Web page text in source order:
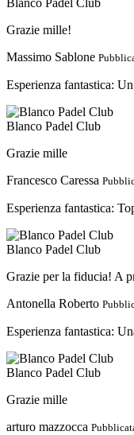
Blanco Padel Club
Grazie mille!
Massimo Sablone
Esperienza fantastica:
Blanco Padel Club
Grazie mille
Francesco Caressa
Esperienza fantastica:
Blanco Padel Club
Grazie per la fiducia! A
Antonella Roberto
Esperienza fantastica:
Blanco Padel Club
Grazie mille
arturo mazzocca